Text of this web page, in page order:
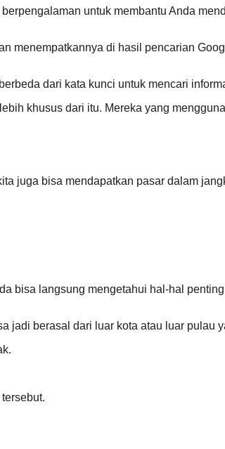
untuk membantu Anda
menempatkannya di hasil pencarian
dari kata kunci untuk mencari
khusus dari itu. Mereka yang
juga bisa mendapatkan pasar dalam
bisa langsung mengetahui hal-hal
jadi berasal dari luar kota atau luar pulau